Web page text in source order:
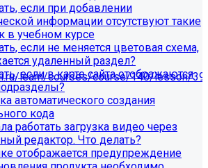
лист администратора сайта:
learn/courses/course/140/lesson/
регламента выполнения
поддерживать сайт в
состоянии.
специалистов, вы можете
поддержку нам:
если при добавлении
информации отсутствуют такие
в учебном курсе
если не меняется цветовая схема,
удаленный раздел?
если в карте сайта отображаются
автоматического создания
кода
работать загрузка видео через
редактор. Что делать?
отображается предупреждение